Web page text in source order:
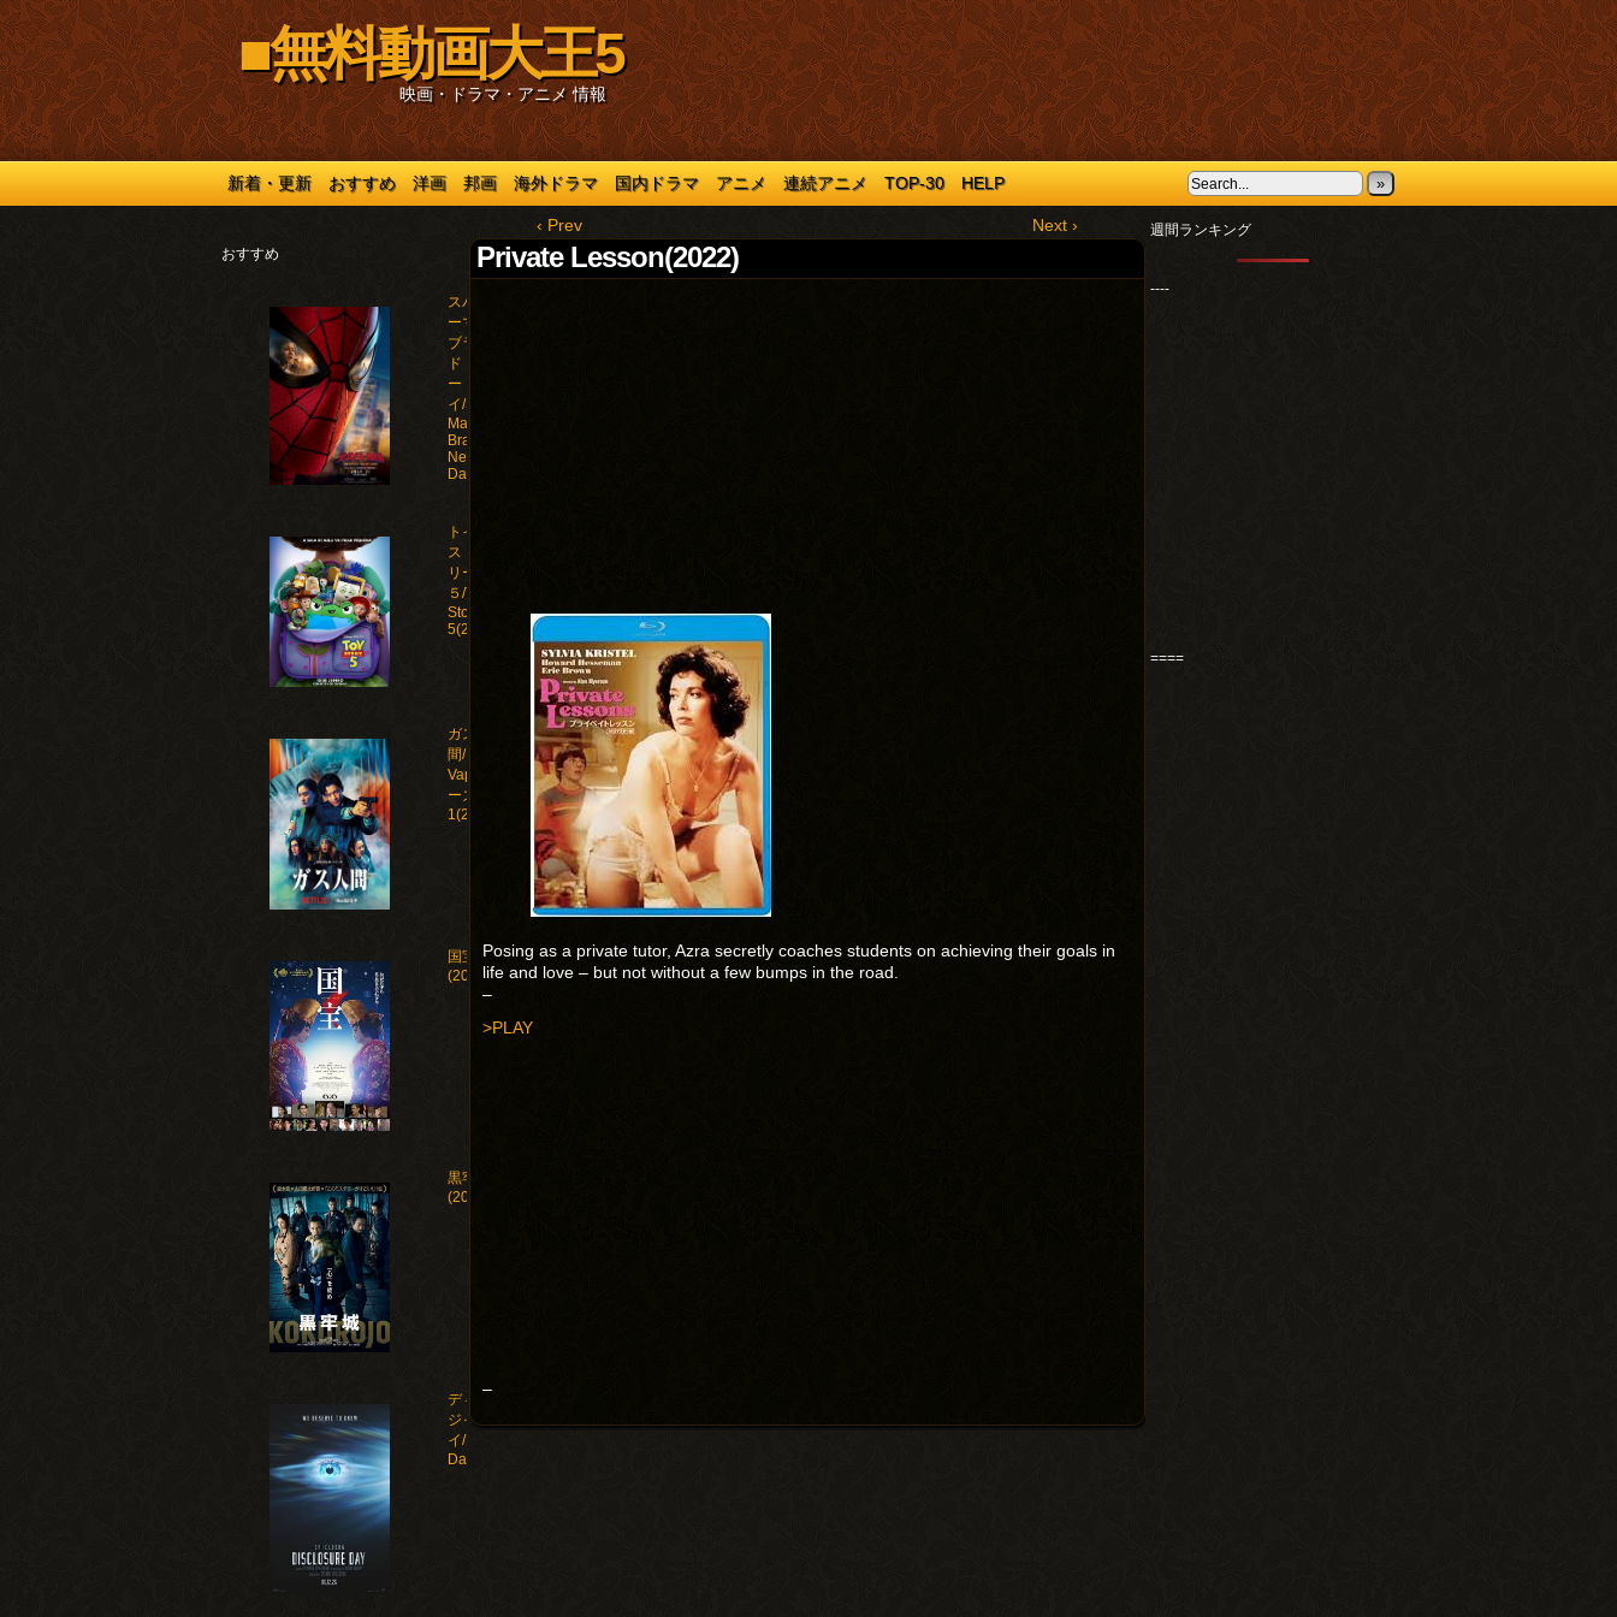
■無料動画大王5
映画・ドラマ・アニメ 情報
新着・更新 おすすめ 洋画 邦画 海外ドラマ 国内ドラマ アニメ 連続アニメ TOP-30 HELP »
おすすめ
スパイダ
ーマン：
ブラン
ド・ニュ
ー・デ
イ/Spider-
Man:
Brand
New
Day(2026)
トイ・
ストー
リー
５/Toy
Story
5(2026)
ガス人
間/Human
Vapor シ
ーズン
1(2026)
国宝
(2025)
黒牢城
(2026)
ディスクロー
ジャー・デ
イ/Disclosure
Day(2026)
‹ Prev Next ›
Private Lesson(2022)
Posing as a private tutor, Azra secretly coaches students on achieving their goals in
life and love – but not without a few bumps in the road.
–
>PLAY
–
週間ランキング
----
====